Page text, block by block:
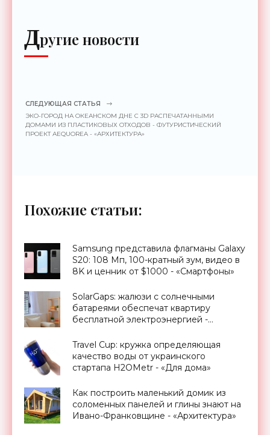
Другие новости
СЛЕДУЮЩАЯ СТАТЬЯ
ЭКО-ГОРОД НА ОКЕАНСКОМ ДНЕ С 3D РАСПЕЧАТАННЫМИ
ДОМАМИ ИЗ ПЛАСТИКОВЫХ ОТХОДОВ - ФУТУРИСТИЧЕСКИЙ
ПРОЕКТ АEQUOREA - «АРХИТЕКТУРА»
Похожие статьи:
Samsung представила флагманы Galaxy
S20: 108 Мп, 100-кратный зум, видео в
8K и ценник от $1000 - «Смартфоны»
SolarGaps: жалюзи с солнечными
батареями обеспечат квартиру
бесплатной электроэнергией -
Travel Cup: кружка определяющая
качество воды от украинского
стартапа H2OMetr - «Для дома»
Как построить маленький домик из
соломенных панелей и глины знают на
Ивано-Франковщине - «Архитектура»